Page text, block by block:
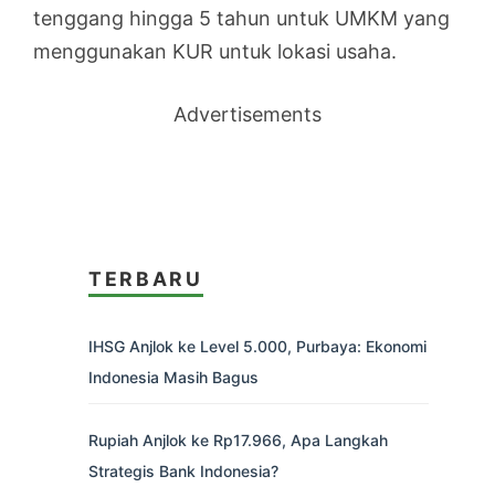
tenggang hingga 5 tahun untuk UMKM yang
menggunakan KUR untuk lokasi usaha.
Advertisements
TERBARU
IHSG Anjlok ke Level 5.000, Purbaya: Ekonomi
Indonesia Masih Bagus
Rupiah Anjlok ke Rp17.966, Apa Langkah
Strategis Bank Indonesia?